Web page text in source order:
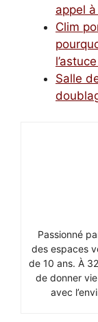
appel
Clim
Salle
Passionné
des espaces
de 10 ans. À
de donner
avec